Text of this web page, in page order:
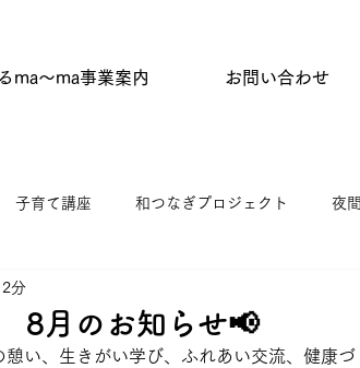
ma〜ma事業案内 お問い合わせ
子育て講座 和つなぎプロジェクト 夜
ひろば
8月のお知らせ📢
分
憩い、生きがい学び、ふれあい交流、健康